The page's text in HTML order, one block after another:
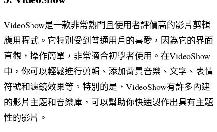
VideoShow是一款非常熱門且使用者評價高的影片剪輯
應用程式。它特別受到普通用戶的喜愛，因為它的界面
直觀，操作簡單，非常適合初學者使用。在VideoShow
中，你可以輕鬆進行剪輯、添加背景音樂、文字、表情
符號和濾鏡效果等。特別的是，VideoShow有許多內建
的影片主題和音樂庫，可以幫助你快速製作出具有主題
性的影片。